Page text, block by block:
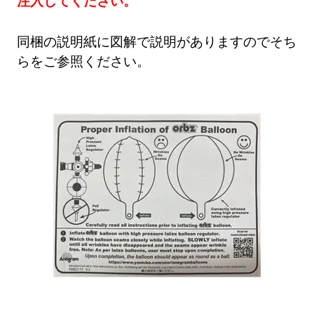
同梱の説明紙に図解で説明がありますのでそち
らをご参照ください。